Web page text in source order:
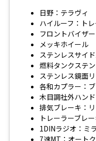
日野：テラヴィ
ハイルーフ：ト
フロントバイザ
メッキホイール
ステンレスサイ
燃料タンクステ
ステンレス鏡面
各和カプラー：
木目調社外ハン
排気ブレーキ：
トレーラーブレ
1DINラジオ：ミ
7速MT：オート